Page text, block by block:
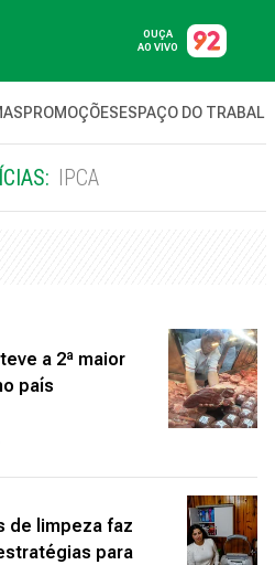
OUÇA
AO VIVO
PROMOÇÕESESPAÇO DO
IPCA
a 2ª maior
país
de limpeza faz
para